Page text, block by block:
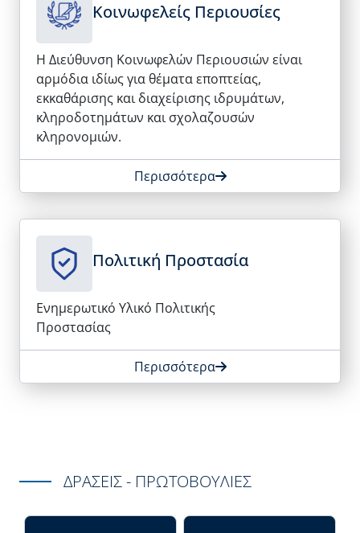
Κοινωφελείς Περιουσίες
Η Διεύθυνση Κοινωφελών Περιουσιών είναι
αρμόδια ιδίως για θέματα εποπτείας,
εκκαθάρισης και διαχείρισης ιδρυμάτων,
κληροδοτημάτων και σχολαζουσών
κληρονομιών.
Περισσότερα
Πολιτική Προστασία
Ενημερωτικό Υλικό Πολιτικής
Προστασίας
Περισσότερα
ΔΡΑΣΕΙΣ - ΠΡΩΤΟΒΟΥΛΙΕΣ